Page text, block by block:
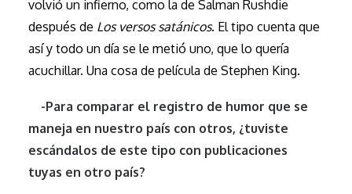
volvió un infierno, como la de Salman Rushdie
después de Los versos satánicos. El tipo cuenta que
así y todo un día se le metió uno, que lo quería
acuchillar. Una cosa de película de Stephen King.
-Para comparar el registro de humor que se
maneja en nuestro país con otros, ¿tuviste
escándalos de este tipo con publicaciones
tuyas en otro país?